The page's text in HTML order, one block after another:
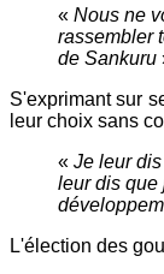
« Nous ne
rassembler
de Sankuru
S'exprimant sur
leur choix sans
« Je leur
leur dis que
L'élection des